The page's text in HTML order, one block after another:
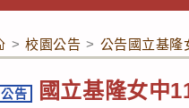
> 校園公告 > 公告國立基隆
公告 國立基隆女中